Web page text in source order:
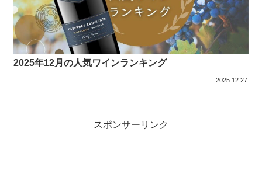
2025年12月の人気ワインランキング
2025.12.27
スポンサーリンク